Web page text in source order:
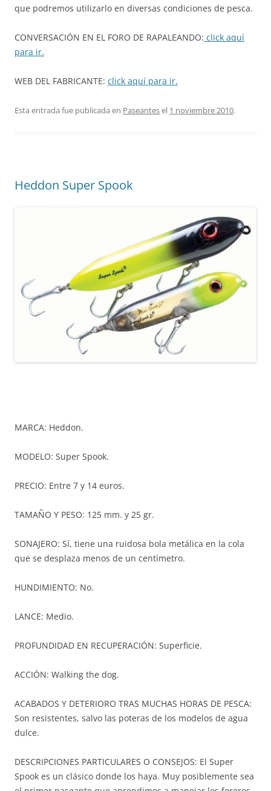
que podremos utilizarlo en diversas condiciones de pesca.
CONVERSACIÓN EN EL FORO DE RAPALEANDO: click aquí
para ir.
WEB DEL FABRICANTE: click aquí para ir.
Esta entrada fue publicada en Paseantesel 1 noviembre 2010.
Heddon Super Spook
MARCA: Heddon.
MODELO: Super Spook.
PRECIO: Entre 7 y 14 euros.
TAMAÑO Y PESO: 125 mm. y 25 gr.
SONAJERO: Sí, tiene una ruidosa bola metálica en la cola
que se desplaza menos de un centímetro.
HUNDIMIENTO: No.
LANCE: Medio.
PROFUNDIDAD EN RECUPERACIÓN: Superficie.
ACCIÓN: Walking the dog.
ACABADOS Y DETERIORO TRAS MUCHAS HORAS DE PESCA:
Son resistentes, salvo las poteras de los modelos de agua
dulce.
DESCRIPCIONES PARTICULARES O CONSEJOS: El Super
Spook es un clásico donde los haya. Muy posiblemente sea